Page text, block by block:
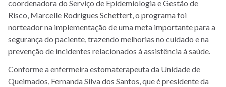
coordenadora do Serviço de Epidemiologia e Gestão de
Risco, Marcelle Rodrigues Schettert, o programa foi
norteador na implementação de uma meta importante para a
segurança do paciente, trazendo melhorias no cuidado e na
prevenção de incidentes relacionados à assistência à saúde.
Conforme a enfermeira estomaterapeuta da Unidade de
Queimados, Fernanda Silva dos Santos, que é presidente da